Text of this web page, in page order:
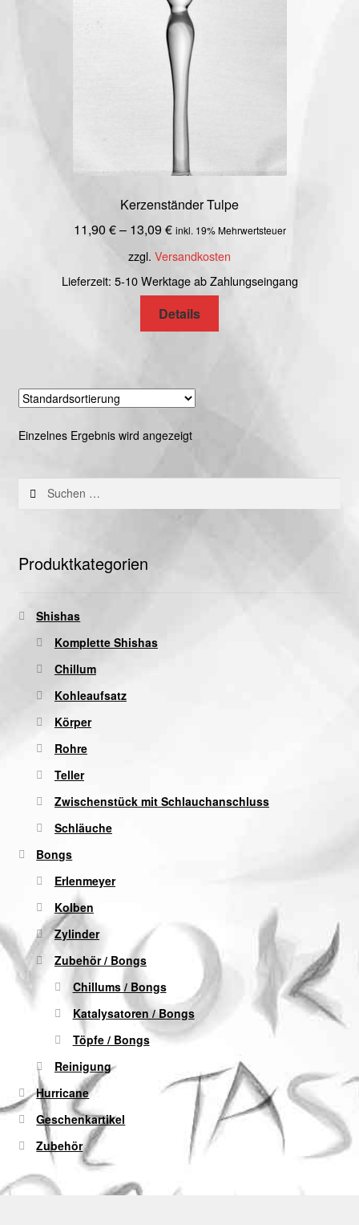
Kerzenständer Tulpe
11,90 €– 13,09€ inkl. 19% Mehrwertsteuer
zzgl. Versandkosten
Lieferzeit: 5-10 Werktage ab Zahlungseingang
Details
Einzelnes Ergebnis wird angezeigt
Suchen
nach:
Produktkategorien
Shishas
Komplette Shishas
Chillum
Kohleaufsatz
Körper
Rohre
Teller
Zwischenstück mit Schlauchanschluss
Schläuche
Bongs
Erlenmeyer
Kolben
Zylinder
Zubehör / Bongs
Chillums / Bongs
Katalysatoren / Bongs
Töpfe / Bongs
Reinigung
Hurricane
Geschenkartikel
Zubehör